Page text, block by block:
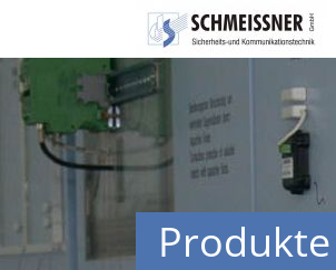
Skip
navigation
Produkte